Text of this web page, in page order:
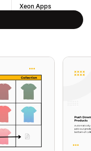
Xeon Apps